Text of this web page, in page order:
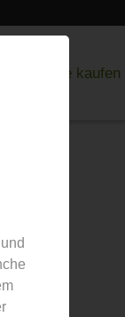
Gutscheine kaufen